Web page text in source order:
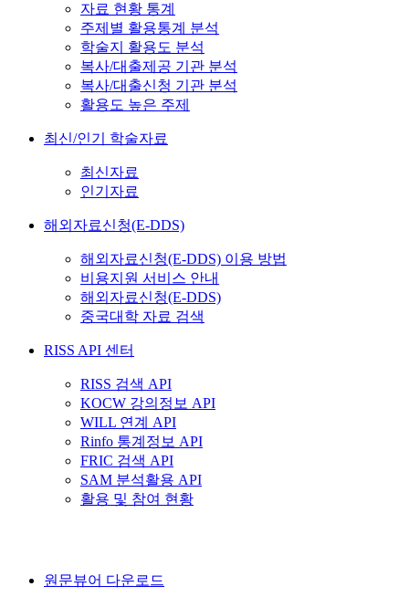
자료 현황 통계
주제별 활용통계 분석
학술지 활용도 분석
복사/대출제공 기관 분석
복사/대출신청 기관 분석
활용도 높은 주제
최신/인기 학술자료
최신자료
인기자료
해외자료신청(E-DDS)
해외자료신청(E-DDS) 이용 방법
비용지원 서비스 안내
해외자료신청(E-DDS)
중국대학 자료 검색
RISS API 센터
RISS 검색 API
KOCW 강의정보 API
WILL 연계 API
Rinfo 통계정보 API
FRIC 검색 API
SAM 분석활용 API
활용 및 참여 현황
원문뷰어 다운로드